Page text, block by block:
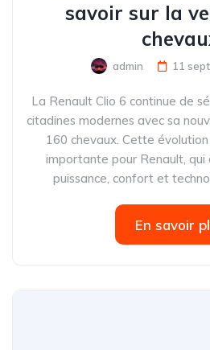
savoir sur la
admin 11
La Renault Clio 6 continue de
citadines modernes avec sa
160 chevaux. Cette
importante pour Renault, qui
puissance, confort et
En savoir